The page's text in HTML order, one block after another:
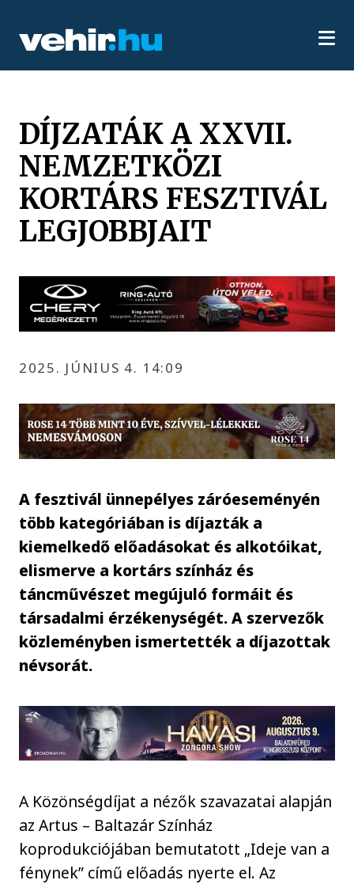
DÍJZATÁK A XXVII.
NEMZETKÖZI
KORTÁRS FESZTIVÁL
LEGJOBBJAIT
2025. JÚNIUS 4. 14:09
A fesztivál ünnepélyes záróeseményén
több kategóriában is díjazták a
kiemelkedő előadásokat és alkotóikat,
elismerve a kortárs színház és
táncművészet megújuló formáit és
társadalmi érzékenységét. A szervezők
közleményben ismertették a díjazottak
névsorát.
A Közönségdíjat a nézők szavazatai alapján
az Artus – Baltazár Színház
koprodukciójában bemutatott „Ideje van a
fénynek” című előadás nyerte el. Az